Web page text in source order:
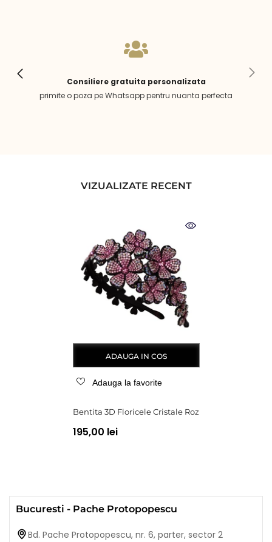
Consiliere gratuita personalizata
primite o poza pe Whatsapp pentru nuanta perfecta
VIZUALIZATE RECENT
ADAUGA IN COS
Adauga la favorite
Bentita 3D Floricele Cristale Roz
195,00 lei
Bucuresti - Pache Protopopescu
Bd. Pache Protopopescu, nr. 6, parter, sector 2